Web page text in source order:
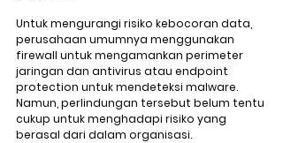
Untuk mengurangi risiko kebocoran data,
perusahaan umumnya menggunakan
firewall untuk mengamankan perimeter
jaringan dan antivirus atau endpoint
protection untuk mendeteksi malware.
Namun, perlindungan tersebut belum tentu
cukup untuk menghadapi risiko yang
berasal dari dalam organisasi.